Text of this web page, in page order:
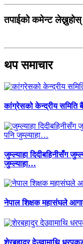
तपाईको कमेन्ट लेख्नुहोस्
थप समाचार
कांग्रेसको केन्द्रीय
जुम्ल्याहा दिदीबहिनीसँग
जुम्ल्याहा…
नेपाल शिक्षक महासंघले
शेरबहादुर देउवामाथि